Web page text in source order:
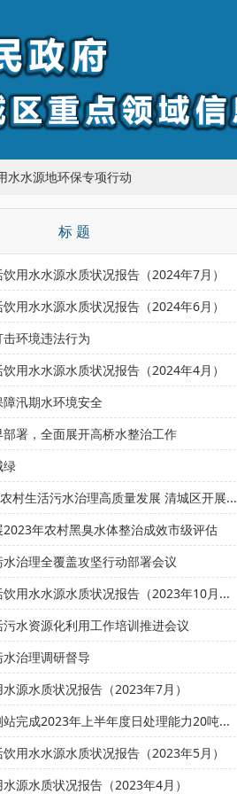
水水源地环保专项行动
标 题
用水水源水质状况报告（2024年7月）
用水水源水质状况报告（2024年6月）
环境违法行为
用水水源水质状况报告（2024年4月）
汛期水环境安全
署，全面展开高桥水整治工作
绿
村生活污水治理高质量发展 清城区开展...
年农村黑臭水体整治成效市级评估
治理全覆盖攻坚行动部署会议
用水水源水质状况报告（2023年10月...
水资源化利用工作培训推进会议
治理调研督导
源水质状况报告（2023年7月）
完成2023年上半年度日处理能力20吨...
用水水源水质状况报告（2023年5月）
源水质状况报告（2023年4月）